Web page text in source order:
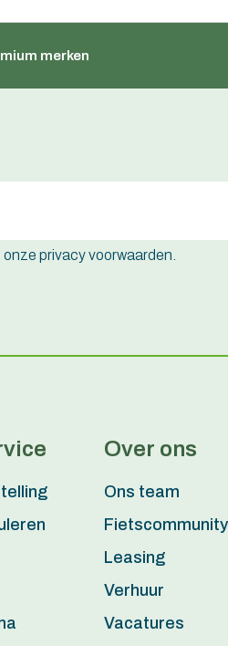
merken
privacy voorwaarden.
Over ons
Ons team
Fietscommunity
Leasing
Verhuur
Vacatures